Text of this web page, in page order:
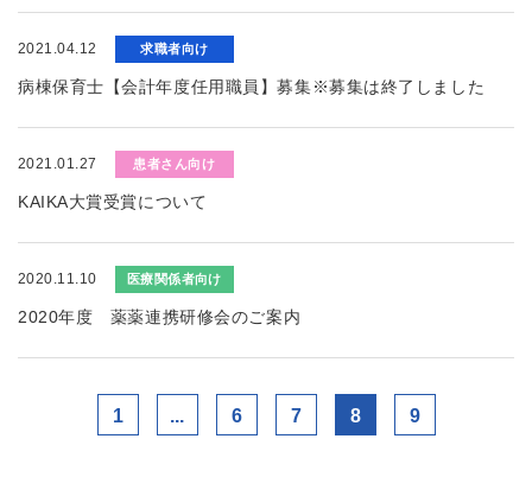
2021.04.12 求職者向け
病棟保育士【会計年度任用職員】募集※募集は終了しました
2021.01.27 患者さん向け
KAIKA大賞受賞について
2020.11.10 医療関係者向け
2020年度 薬薬連携研修会のご案内
1 ... 6 7 8 9